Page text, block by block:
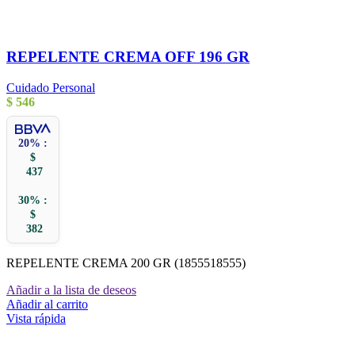
REPELENTE CREMA OFF 196 GR
Cuidado Personal
$ 546
20% :
$
437
30% :
$
382
REPELENTE CREMA 200 GR (1855518555)
Añadir a la lista de deseos
Añadir al carrito
Vista rápida